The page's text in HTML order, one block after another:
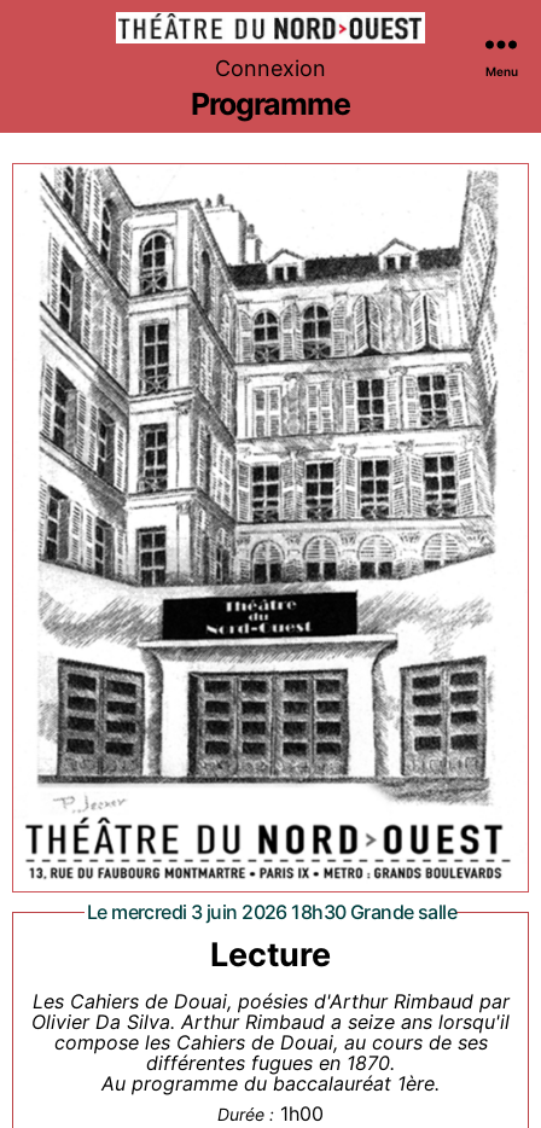
Théâtre
du
Nord-
Ouest
Connexion Menu
Programme
Le mercredi 3 juin 2026 18h30 Grande salle
Lecture
Les Cahiers de Douai, poésies d'Arthur Rimbaud par
Olivier Da Silva. Arthur Rimbaud a seize ans lorsqu'il
compose les Cahiers de Douai, au cours de ses
différentes fugues en 1870.
Au programme du baccalauréat 1ère.
Durée : 1h00